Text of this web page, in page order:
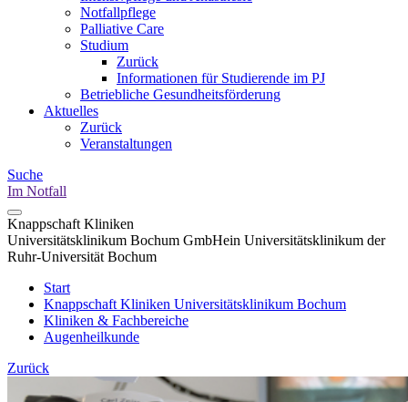
Notfallpflege
Palliative Care
Studium
Zurück
Informationen für Studierende im PJ
Betriebliche Gesundheitsförderung
Aktuelles
Zurück
Veranstaltungen
Suche
Im Notfall
Knappschaft Kliniken
Universitätsklinikum Bochum GmbHein Universitätsklinikum der
Ruhr-Universität Bochum
Start
Knappschaft Kliniken Universitätsklinikum Bochum
Kliniken & Fachbereiche
Augenheilkunde
Zurück